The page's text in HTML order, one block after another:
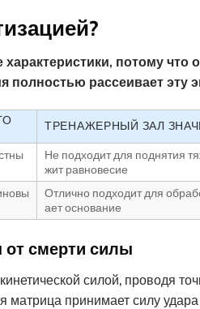
потому что
полностью рассеивает эту
ТРЕНАЖЕРНЫЙ ЗАЛ
Не подходит для поднятия
жит равновесие
Отлично подходит для
ает основание
от смерти силы
силой, проводя
принимает силу